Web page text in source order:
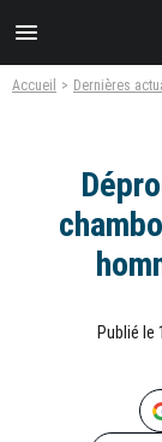
menu
Accueil Dernières
Publié le